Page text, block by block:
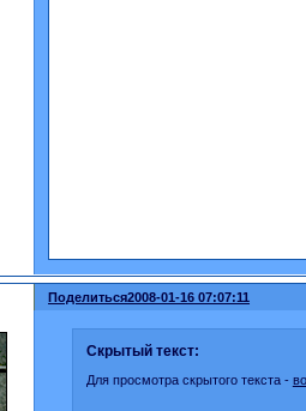
Поделиться2008-01-16 07:07:11
Скрытый текст:
Для просмотра скрытого текста -